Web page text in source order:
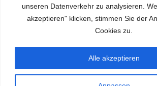
unseren Datenverkehr zu analysieren.
akzeptieren" klicken, stimmen Sie der
Cookies zu.
Alle akzeptieren
EIN TOLLER
Emma Lou und Frau